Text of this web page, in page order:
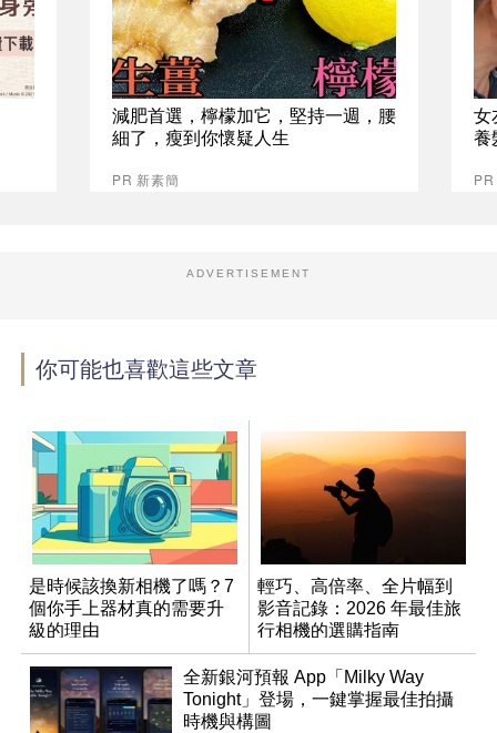
減肥首選，檸檬加它，堅持一週，腰
細了，瘦到你懷疑人生
PR 新素簡
女
養
ADVERTISEMENT
你可能也喜歡這些文章
是時候該換新相機了嗎？7
個你手上器材真的需要升
級的理由
輕巧、高倍率、全片幅到
影音記錄：2026 年最佳旅
行相機的選購指南
全新銀河預報 App「Milky Way
Tonight」登場，一鍵掌握最佳拍攝
時機與構圖